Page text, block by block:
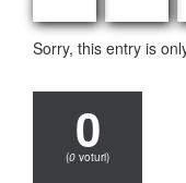
Sorry, this entry is
0
(0 voturi)